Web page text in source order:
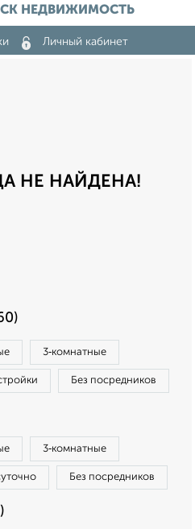
НЕДВИЖИМОСТЬ
Личный кабинет
НЕ НАЙДЕНА!
3‑комнатные
Без посредников
3‑комнатные
Без посредников